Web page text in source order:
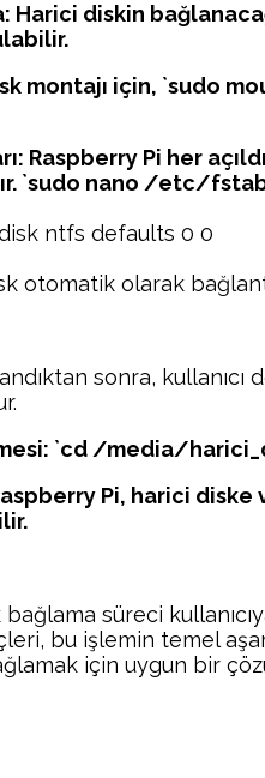
Harici diskin
montajı için, `sudo
Raspberry Pi her
`sudo nano /etc/
ntfs defaults 0 0
otomatik olarak
sonra,
`cd /media/
Pi, harici
süreci
bu işlemin temel
için uygun bir